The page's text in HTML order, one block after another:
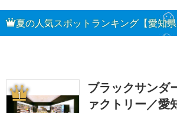
夏の人気スポットランキング【愛知県
1
ブラックサンダ
ァクトリー／愛